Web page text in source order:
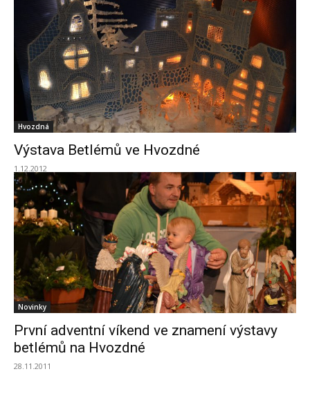
Hvozdná
Výstava Betlémů ve Hvozdné
1.12.2012
Novinky
První adventní víkend ve znamení výstavy
betlémů na Hvozdné
28.11.2011